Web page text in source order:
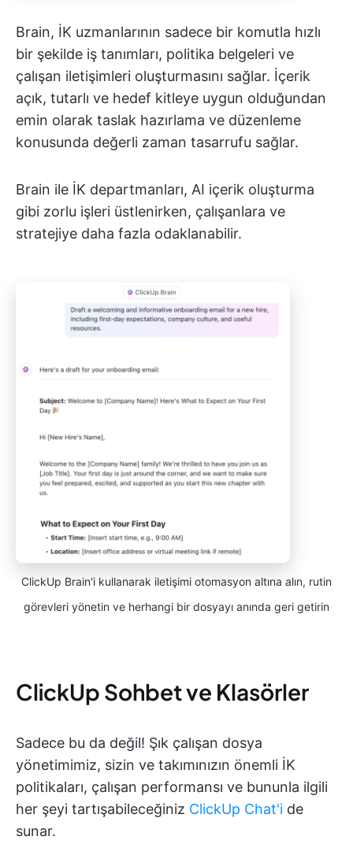
Brain, İK uzmanlarının sadece bir komutla hızlı
bir şekilde iş tanımları, politika belgeleri ve
çalışan iletişimleri oluşturmasını sağlar. İçerik
açık, tutarlı ve hedef kitleye uygun olduğundan
emin olarak taslak hazırlama ve düzenleme
konusunda değerli zaman tasarrufu sağlar.
Brain ile İK departmanları, AI içerik oluşturma
gibi zorlu işleri üstlenirken, çalışanlara ve
stratejiye daha fazla odaklanabilir.
ClickUp Brain'i kullanarak iletişimi otomasyon altına alın, rutin
görevleri yönetin ve herhangi bir dosyayı anında geri getirin
ClickUp Sohbet ve Klasörler
Sadece bu da değil! Şık çalışan dosya
yönetimimiz, sizin ve takımınızın önemli İK
politikaları, çalışan performansı ve bununla ilgili
her şeyi tartışabileceğiniz ClickUp Chat'i de
sunar.